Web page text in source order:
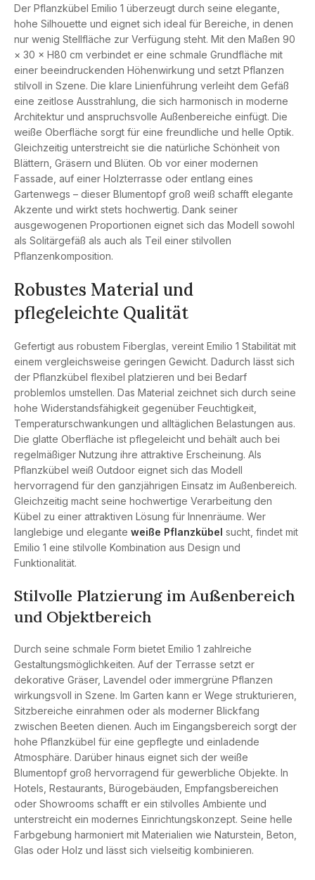
Der Pflanzkübel Emilio 1 überzeugt durch seine elegante,
hohe Silhouette und eignet sich ideal für Bereiche, in denen
nur wenig Stellfläche zur Verfügung steht. Mit den Maßen 90
× 30 × H80 cm verbindet er eine schmale Grundfläche mit
einer beeindruckenden Höhenwirkung und setzt Pflanzen
stilvoll in Szene. Die klare Linienführung verleiht dem Gefäß
eine zeitlose Ausstrahlung, die sich harmonisch in moderne
Architektur und anspruchsvolle Außenbereiche einfügt. Die
weiße Oberfläche sorgt für eine freundliche und helle Optik.
Gleichzeitig unterstreicht sie die natürliche Schönheit von
Blättern, Gräsern und Blüten. Ob vor einer modernen
Fassade, auf einer Holzterrasse oder entlang eines
Gartenwegs – dieser Blumentopf groß weiß schafft elegante
Akzente und wirkt stets hochwertig. Dank seiner
ausgewogenen Proportionen eignet sich das Modell sowohl
als Solitärgefäß als auch als Teil einer stilvollen
Pflanzenkomposition.
Robustes Material und
pflegeleichte Qualität
Gefertigt aus robustem Fiberglas, vereint Emilio 1 Stabilität mit
einem vergleichsweise geringen Gewicht. Dadurch lässt sich
der Pflanzkübel flexibel platzieren und bei Bedarf
problemlos umstellen. Das Material zeichnet sich durch seine
hohe Widerstandsfähigkeit gegenüber Feuchtigkeit,
Temperaturschwankungen und alltäglichen Belastungen aus.
Die glatte Oberfläche ist pflegeleicht und behält auch bei
regelmäßiger Nutzung ihre attraktive Erscheinung. Als
Pflanzkübel weiß Outdoor eignet sich das Modell
hervorragend für den ganzjährigen Einsatz im Außenbereich.
Gleichzeitig macht seine hochwertige Verarbeitung den
Kübel zu einer attraktiven Lösung für Innenräume. Wer
langlebige und elegante weiße Pflanzkübel sucht, findet mit
Emilio 1 eine stilvolle Kombination aus Design und
Funktionalität.
Stilvolle Platzierung im Außenbereich
und Objektbereich
Durch seine schmale Form bietet Emilio 1 zahlreiche
Gestaltungsmöglichkeiten. Auf der Terrasse setzt er
dekorative Gräser, Lavendel oder immergrüne Pflanzen
wirkungsvoll in Szene. Im Garten kann er Wege strukturieren,
Sitzbereiche einrahmen oder als moderner Blickfang
zwischen Beeten dienen. Auch im Eingangsbereich sorgt der
hohe Pflanzkübel für eine gepflegte und einladende
Atmosphäre. Darüber hinaus eignet sich der weiße
Blumentopf groß hervorragend für gewerbliche Objekte. In
Hotels, Restaurants, Bürogebäuden, Empfangsbereichen
oder Showrooms schafft er ein stilvolles Ambiente und
unterstreicht ein modernes Einrichtungskonzept. Seine helle
Farbgebung harmoniert mit Materialien wie Naturstein, Beton,
Glas oder Holz und lässt sich vielseitig kombinieren.